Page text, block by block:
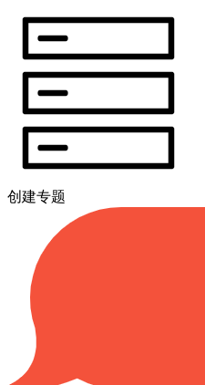
创建专题